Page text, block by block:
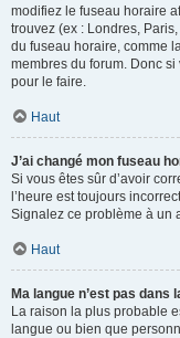
modifiez le fuseau horaire
trouvez (ex : Londres,
du fuseau horaire, comme
membres du forum. Donc si
pour le faire.
Haut
J’ai changé mon fuseau
Si vous êtes sûr d’avoir
l’heure est toujours
Signalez ce problème à un
Haut
Ma langue n’est pas dans
La raison la plus probable
langue ou bien que